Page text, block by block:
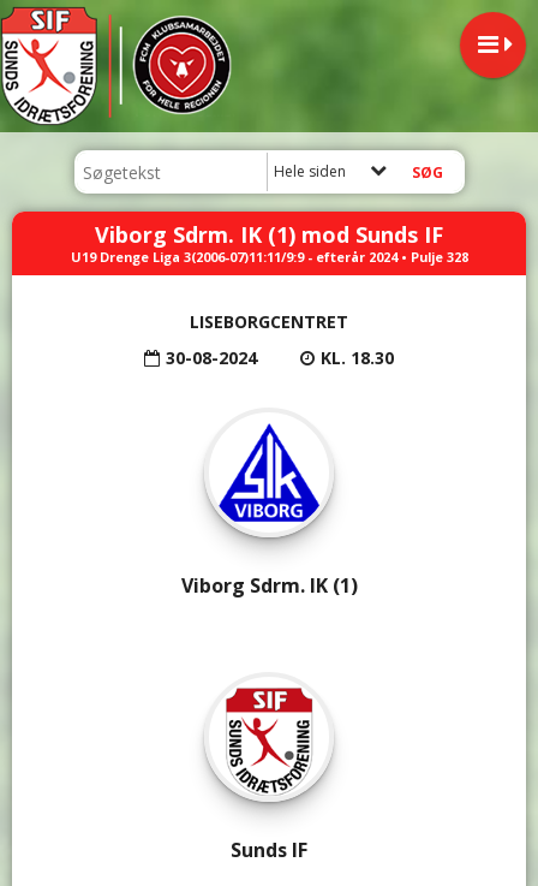
Hele siden
Viborg Sdrm. IK (1) mod Sunds IF
U19 Drenge Liga 3(2006-07)11:11/9:9 - efterår 2024 • Pulje 328
LISEBORGCENTRET
30-08-2024
KL. 18.30
Viborg Sdrm. IK (1)
Sunds IF